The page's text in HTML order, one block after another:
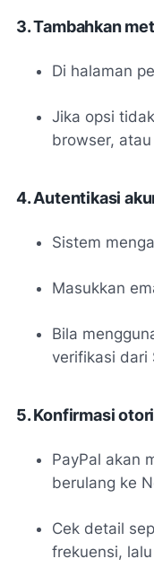
3. Tambahkan
Di halaman
Jika opsi
browser,
4. Autentikasi
Sistem
Masukkan
Bila
verifikasi dari
5. Konfirmasi
PayPal akan
berulang ke
Cek detail
frekuensi,